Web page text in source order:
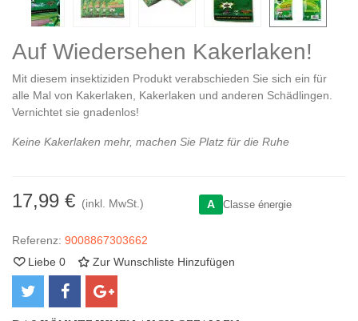
Auf Wiedersehen Kakerlaken!
Mit diesem insektiziden Produkt verabschieden Sie sich ein für
alle Mal von Kakerlaken, Kakerlaken und anderen Schädlingen.
Vernichtet sie gnadenlos!
Keine Kakerlaken mehr, machen Sie Platz für die Ruhe
17,99 € (inkl. MwSt.) A Classe énergie
Referenz: 9008867303662
Liebe 0 Zur Wunschliste Hinzufügen